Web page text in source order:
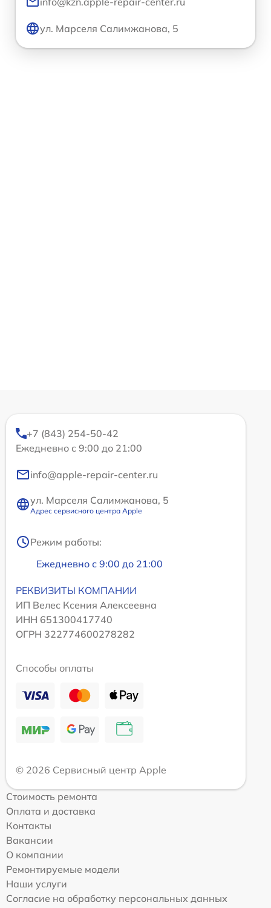
ул. Марселя Салимжанова, 5
+7 (843) 254-50-42
Ежедневно с 9:00 до 21:00
info@apple-repair-center.ru
ул. Марселя Салимжанова, 5
Адрес сервисного центра Apple
Режим работы:
Ежедневно с 9:00 до 21:00
РЕКВИЗИТЫ КОМПАНИИ
ИП Велес Ксения Алексеевна
ИНН 651300417740
ОГРН 322774600278282
Способы оплаты
© 2026 Сервисный центр Apple
Стоимость ремонта
Оплата и доставка
Контакты
Вакансии
О компании
Ремонтируемые модели
Наши услуги
Согласие на обработку персональных данных